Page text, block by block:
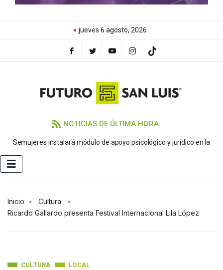
jueves 6 agosto, 2026
NOTICIAS DE ÚLTIMA HORA
Semujeres instalará módulo de apoyo psicológico y jurídico en la
Inicio
Cultura
Ricardo Gallardo presenta Festival Internacional Lila López
CULTURA LOCAL